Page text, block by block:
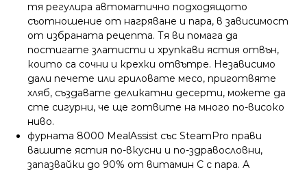
тя регулира автоматично подходящото
съотношение от нагряване и пара, в зависимост
от избраната рецепта. Тя ви помага да
постигате златисти и хрупкави ястия отвън,
които са сочни и крехки отвътре. Независимо
дали печете или гриловате месо, приготвяте
хляб, създавате деликатни десерти, можете да
сте сигурни, че ще готвите на много по-високо
ниво.
фурната 8000 MealAssist със SteamPro прави
вашите ястия по-вкусни и по-здравословни,
запазвайки до 90% от витамин С с пара. А